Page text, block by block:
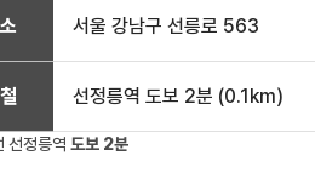
서울 강남구 선릉로 563
선정릉역 도보 2분 (0.1km)
선정릉역 도보 2분